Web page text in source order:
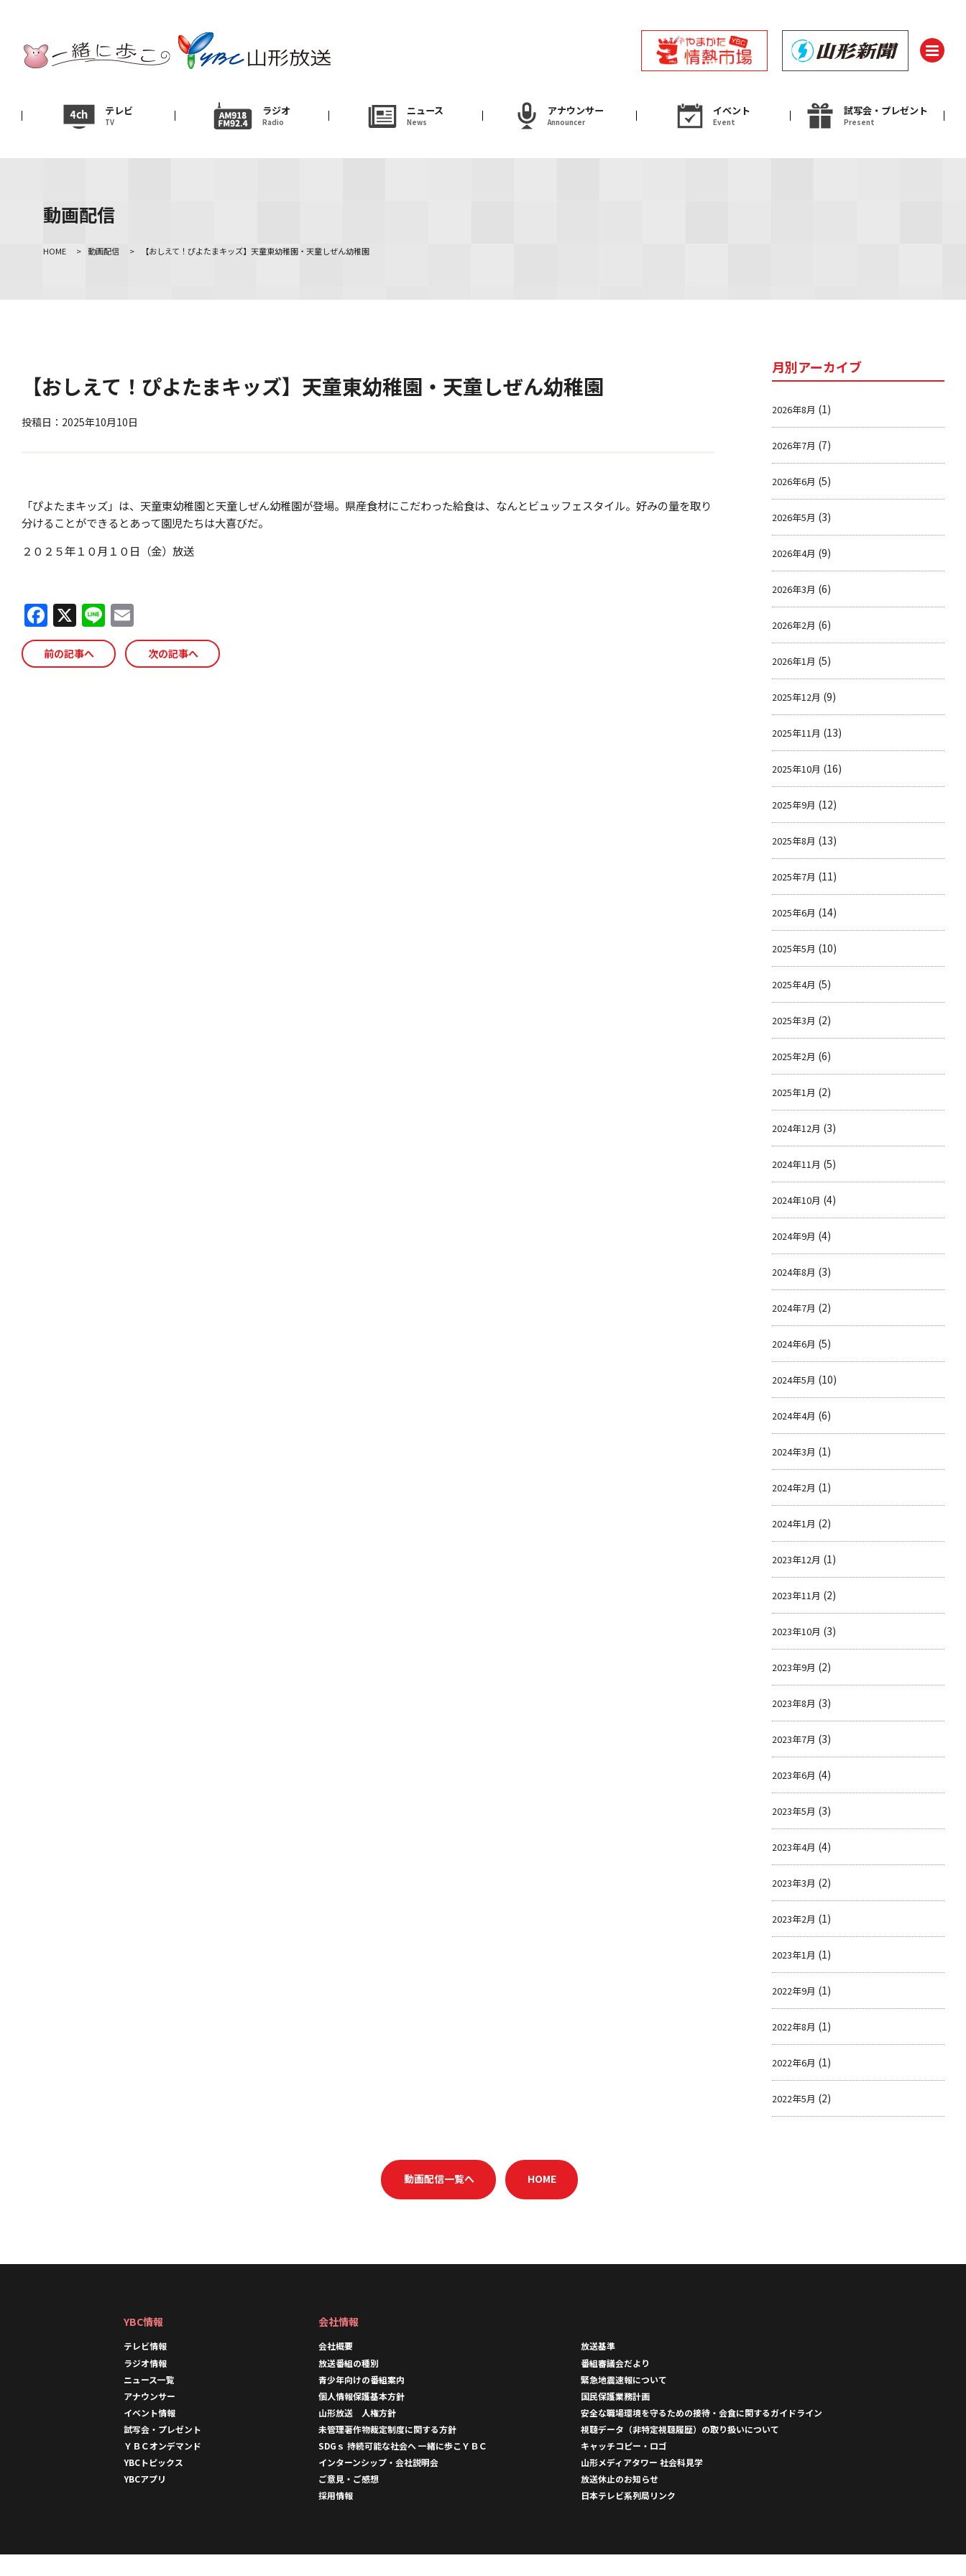
テレビ
TV
ラジオ
Radio
ニュース
News
アナウンサー
Announcer
イベント
Event
試写会・プレゼント
Present
テレビ
ニュース
News
アナウンサー
Announcer
イベント 試写会・プレゼント
ＹＢＣオンデマンド
動画配信
HOME > 動画配信 > 【おしえて！ぴよたまキッズ】天童東幼稚園・天童しぜん幼稚園
【おしえて！ぴよたまキッズ】天童東幼稚園・天童しぜん幼稚園
投稿日：2025年10月10日
「ぴよたまキッズ」は、天童東幼稚園と天童しぜん幼稚園が登場。県産食材にこだわった給食は、なんとビュッフェスタイル。好みの量を取り
分けることができるとあって園児たちは大喜びだ。
２０２５年１０月１０日（金）放送
F
a
c
X Li
n
e
m
ai
前の記事へ 次の記事へ
月別アーカイブ
2026年8月 (1)
2026年7月 (7)
2026年6月 (5)
2026年5月 (3)
2026年4月 (9)
2026年3月 (6)
2026年2月 (6)
2026年1月 (5)
2025年12月 (9)
2025年11月 (13)
2025年10月 (16)
2025年9月 (12)
2025年8月 (13)
2025年7月 (11)
2025年6月 (14)
2025年5月 (10)
2025年4月 (5)
2025年3月 (2)
2025年2月 (6)
2025年1月 (2)
2024年12月 (3)
2024年11月 (5)
2024年10月 (4)
2024年9月 (4)
2024年8月 (3)
2024年7月 (2)
2024年6月 (5)
2024年5月 (10)
2024年4月 (6)
2024年3月 (1)
2024年2月 (1)
2024年1月 (2)
2023年12月 (1)
2023年11月 (2)
2023年10月 (3)
2023年9月 (2)
2023年8月 (3)
2023年7月 (3)
2023年6月 (4)
2023年5月 (3)
2023年4月 (4)
2023年3月 (2)
2023年2月 (1)
2023年1月 (1)
2022年9月 (1)
2022年8月 (1)
2022年6月 (1)
2022年5月 (2)
動画配信一覧へ HOME
YBC情報
テレビ情報
ラジオ情報
ニュース一覧
アナウンサー
イベント情報
試写会・プレゼント
ＹＢＣオンデマンド
YBCトピックス
YBCアプリ
会社情報
会社概要
放送基準
放送番組の種別
番組審議会だより
青少年向けの番組案内
緊急地震速報について
個人情報保護基本方針
国民保護業務計画
山形放送 人権方針
安全な職場環境を守るための接待・会食に関するガイドライン
未管理著作物裁定制度に関する方針
視聴データ（非特定視聴履歴）の取り扱いについて
SDGｓ 持続可能な社会へ 一緒に歩こＹＢＣ
キャッチコピー・ロゴ
インターンシップ・会社説明会
山形メディアタワー 社会科見学
ご意見・ご感想
放送休止のお知らせ
採用情報
日本テレビ系列局リンク